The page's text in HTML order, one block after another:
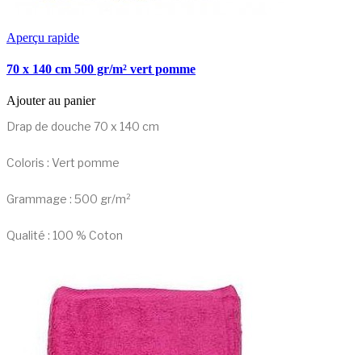
Aperçu rapide
70 x 140 cm 500 gr/m² vert pomme
Ajouter au panier
Drap de douche 70 x 140 cm
Coloris : Vert pomme
Grammage : 500 gr/m²
Qualité : 100 % Coton